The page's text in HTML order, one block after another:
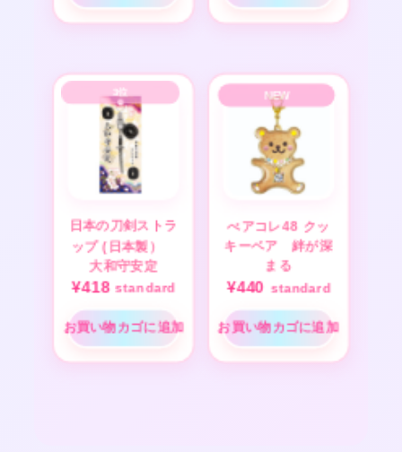
日本の刀剣ストラ
ップ (日本製）
大和守安定
¥418 standard
お買い物カゴに追加
べアコレ48 クッ
キーベア 絆が深
まる
¥440 standard
お買い物カゴに追加